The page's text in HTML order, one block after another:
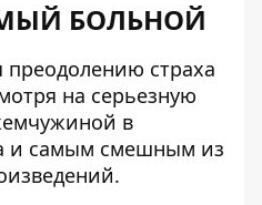
БОЛЬНОЙ
страха
на серьезную
в
и самым смешным из